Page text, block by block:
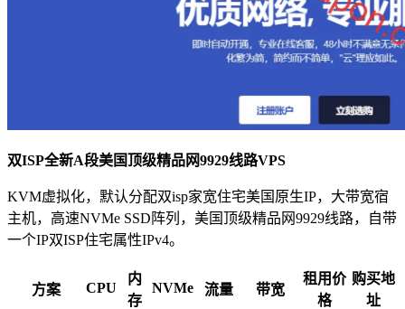
双ISP全新A段美国顶级精品网9929线路VPS
KVM虚拟化，默认分配双isp家宽住宅美国原生IP，大带宽宿
主机，高速NVMe SSD阵列，美国顶级精品网9929线路，自带
一个IP双ISP住宅属性IPv4。
方案 CPU
内
存
NVMe 流量 带宽
租用价
格
购买地
址